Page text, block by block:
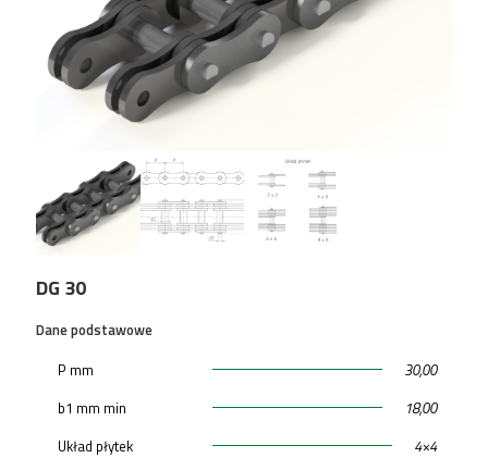
DG 30
Dane podstawowe
P mm
30,00
b1 mm min
18,00
Układ płytek
4×4